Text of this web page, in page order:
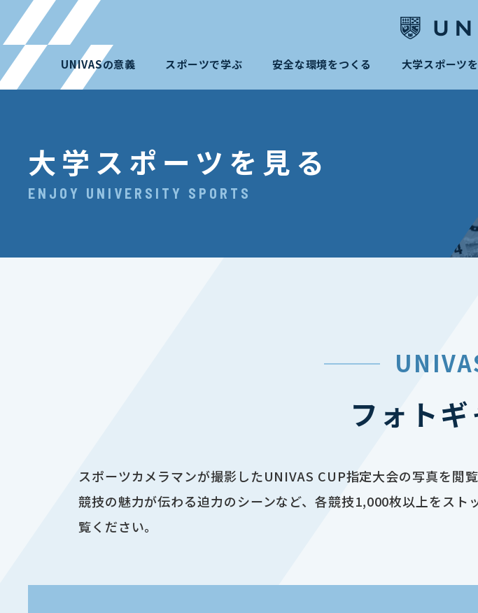
UNIVASの意義 スポーツで学ぶ 安全な環境をつくる 大学スポーツ
大学スポーツを見る
ENJOY UNIVERSITY SPORTS
フォト
スポーツカメラマンが撮影したUNIVAS CUP指定大会の写真を閲
競技の魅力が伝わる迫力のシーンなど、各競技1,000枚以上をス
覧ください。